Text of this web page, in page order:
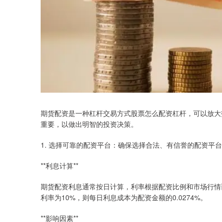
期货配资是一种杠杆交易方式股票怎么配资杠杆，可以放
重要，以做出明智的投资决策。
1. 选择可靠的配资平台：确保选择合法、有信誉的配资平
**利息计算**
期货配资利息通常按日计算，利率根据配资比例和市场行
利率为10%，则每日利息成本为配资金额的0.0274%。
**影响因素**